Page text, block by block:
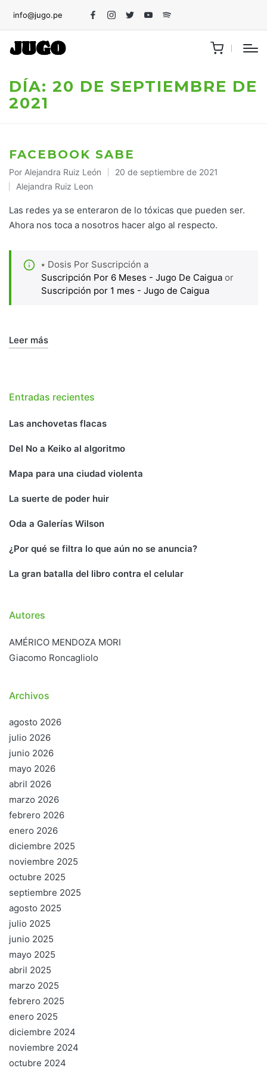
info@jugo.pe
FacebookInstagram
TwitterYoutubeSpotify
DÍA: 20 DE SEPTIEMBRE DE
2021
FACEBOOK SABE
Publicado
por
Por Alejandra Ruiz León 20 de septiembre de 2021
Publicado
en
Alejandra Ruiz Leon
Las redes ya se enteraron de lo tóxicas que pueden ser.
Ahora nos toca a nosotros hacer algo al respecto.
⭑ Dosis Por Suscripción a
Suscripción Por 6 Meses - Jugo De Caigua or
Suscripción por 1 mes - Jugo de Caigua
Leer más
Entradas recientes
Las anchovetas flacas
Del No a Keiko al algoritmo
Mapa para una ciudad violenta
La suerte de poder huir
Oda a Galerías Wilson
¿Por qué se filtra lo que aún no se anuncia?
La gran batalla del libro contra el celular
Autores
AMÉRICO MENDOZA MORI
Giacomo Roncagliolo
Archivos
agosto 2026
julio 2026
junio 2026
mayo 2026
abril 2026
marzo 2026
febrero 2026
enero 2026
diciembre 2025
noviembre 2025
octubre 2025
septiembre 2025
agosto 2025
julio 2025
junio 2025
mayo 2025
abril 2025
marzo 2025
febrero 2025
enero 2025
diciembre 2024
noviembre 2024
octubre 2024